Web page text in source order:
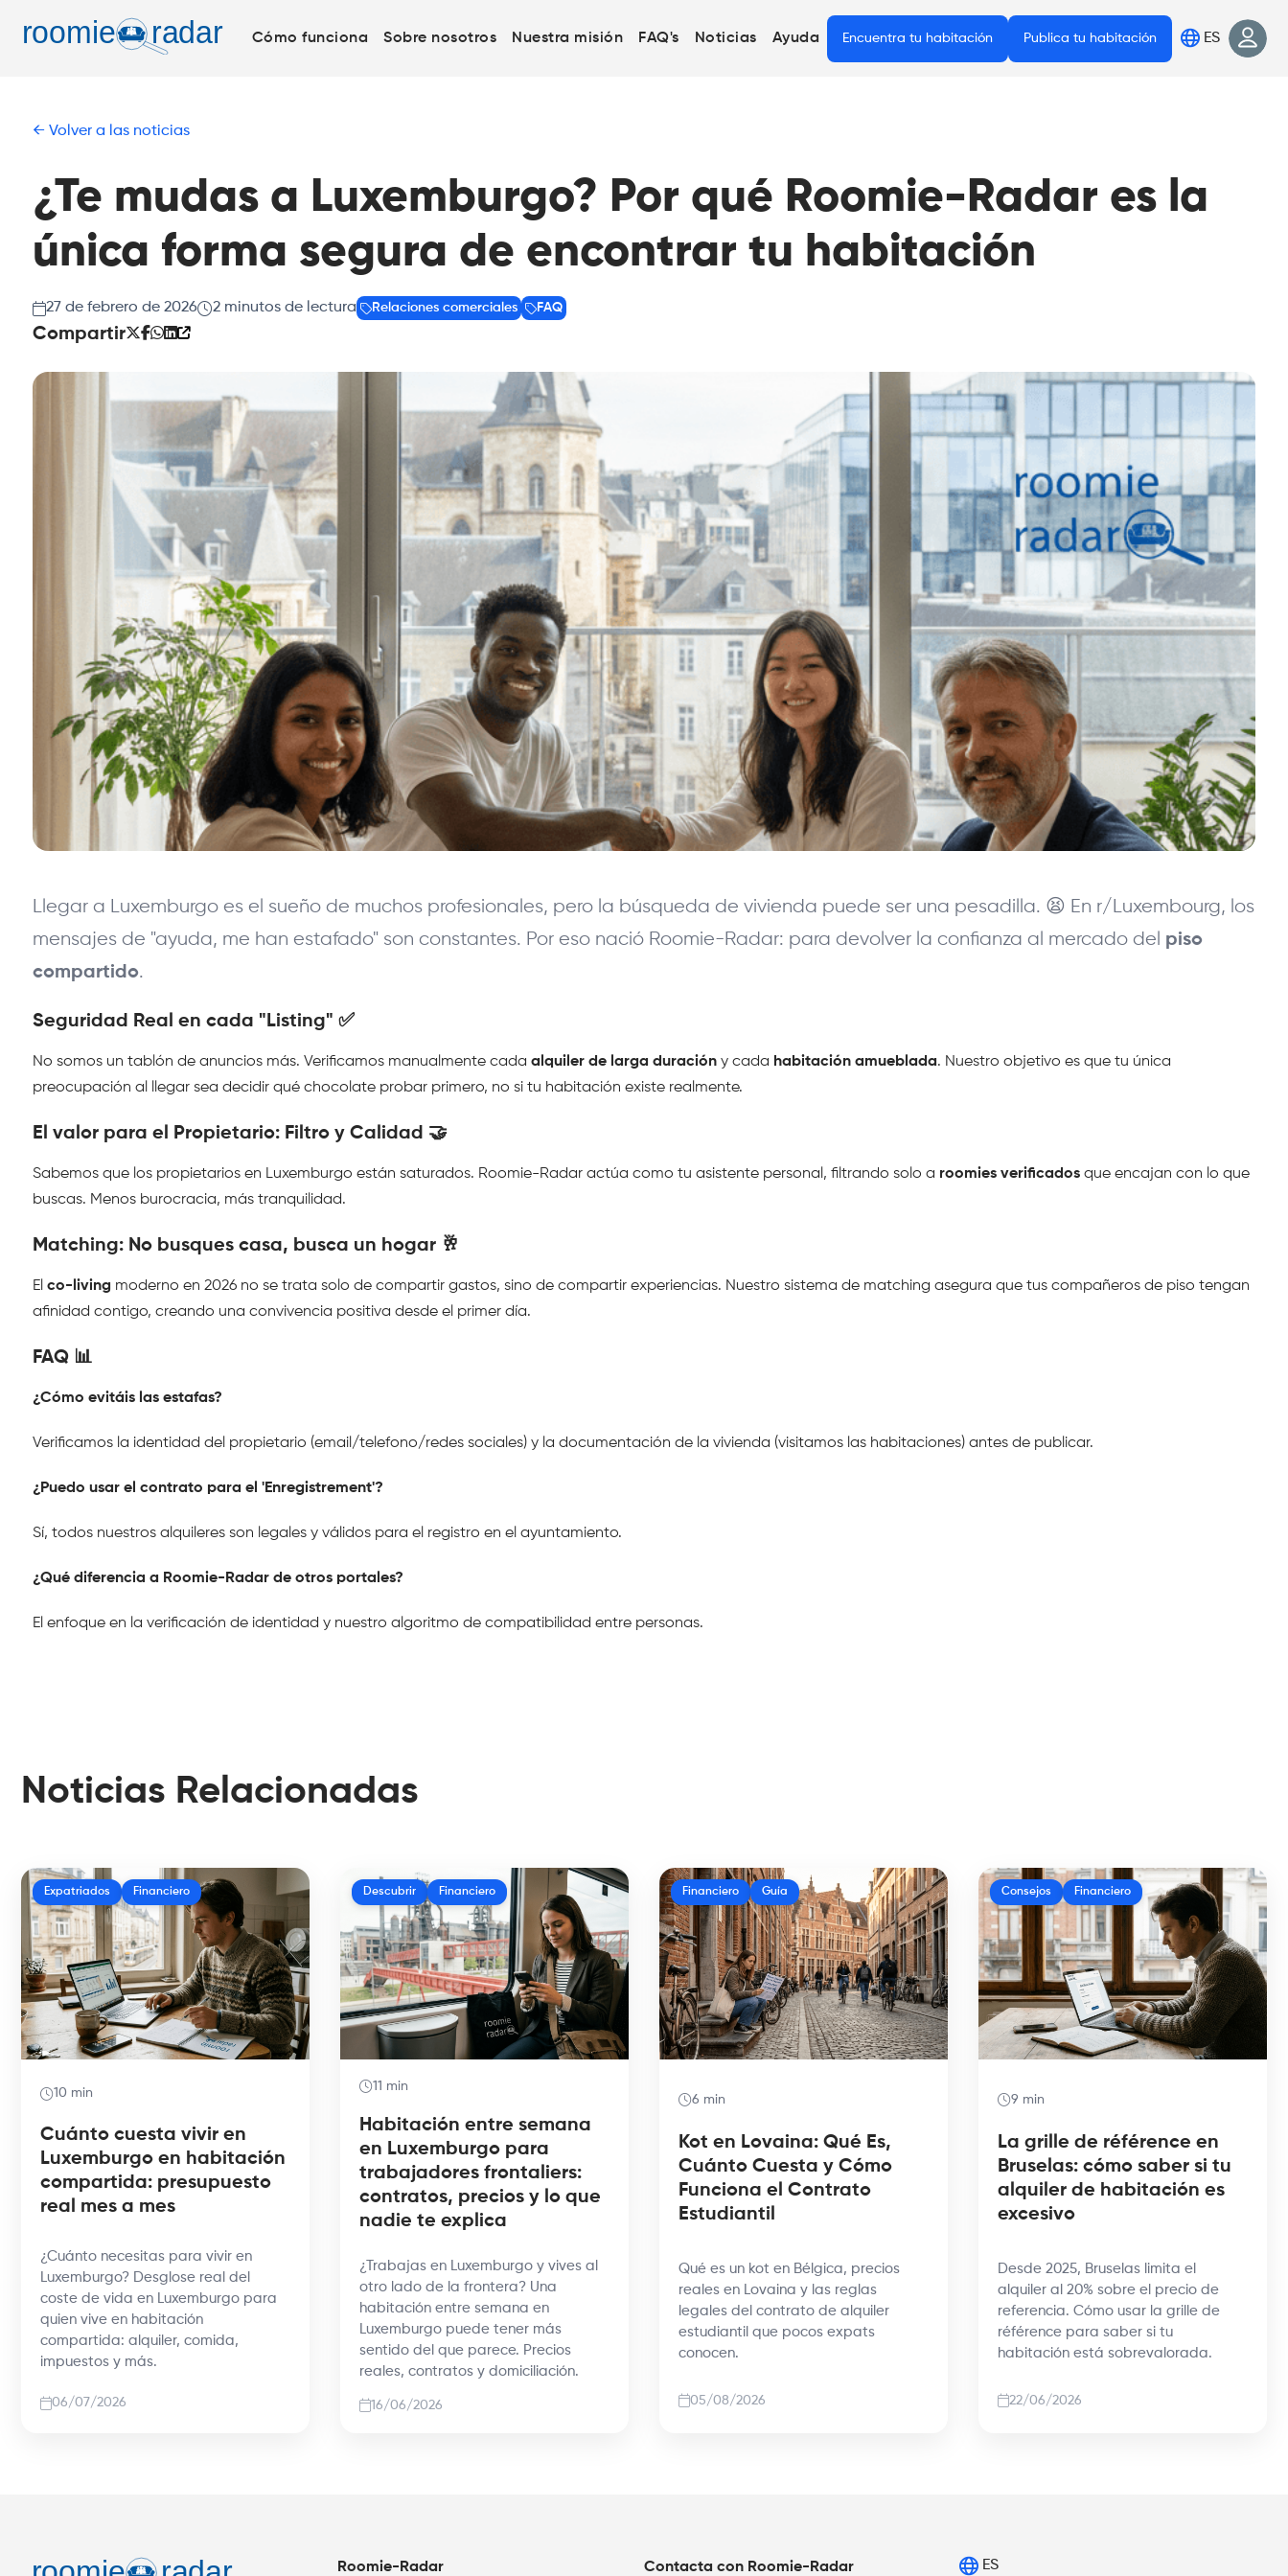
Cómo funciona Sobre nosotros Nuestra misión FAQ's Noticias Ayuda Encuentra tu habitación Publica tu habitación ES
Volver a las noticias
¿Te mudas a Luxemburgo? Por qué Roomie-Radar es la
única forma segura de encontrar tu habitación
27 de febrero de 2026 2 minutos de lectura Relaciones comerciales FAQ
Compartir
Llegar a Luxemburgo es el sueño de muchos profesionales, pero la búsqueda de vivienda puede ser una pesadilla. 😫 En r/Luxembourg, los
mensajes de "ayuda, me han estafado" son constantes. Por eso nació Roomie-Radar: para devolver la confianza al mercado del piso
compartido.
Seguridad Real en cada "Listing" ✅
No somos un tablón de anuncios más. Verificamos manualmente cada alquiler de larga duración y cada habitación amueblada. Nuestro objetivo es que tu única
preocupación al llegar sea decidir qué chocolate probar primero, no si tu habitación existe realmente.
El valor para el Propietario: Filtro y Calidad 🤝
Sabemos que los propietarios en Luxemburgo están saturados. Roomie-Radar actúa como tu asistente personal, filtrando solo a roomies verificados que encajan con lo que
buscas. Menos burocracia, más tranquilidad.
Matching: No busques casa, busca un hogar 🥂
El co-living moderno en 2026 no se trata solo de compartir gastos, sino de compartir experiencias. Nuestro sistema de matching asegura que tus compañeros de piso tengan
afinidad contigo, creando una convivencia positiva desde el primer día.
FAQ 📊
¿Cómo evitáis las estafas?
Verificamos la identidad del propietario (email/telefono/redes sociales) y la documentación de la vivienda (visitamos las habitaciones) antes de publicar.
¿Puedo usar el contrato para el 'Enregistrement'?
Sí, todos nuestros alquileres son legales y válidos para el registro en el ayuntamiento.
¿Qué diferencia a Roomie-Radar de otros portales?
El enfoque en la verificación de identidad y nuestro algoritmo de compatibilidad entre personas.
Noticias Relacionadas
Expatriados Financiero
10 min
Cuánto cuesta vivir en
Luxemburgo en habitación
compartida: presupuesto
real mes a mes
¿Cuánto necesitas para vivir en
Luxemburgo? Desglose real del
coste de vida en Luxemburgo para
quien vive en habitación
compartida: alquiler, comida,
impuestos y más.
06/07/2026
Descubrir Financiero
11 min
Habitación entre semana
en Luxemburgo para
trabajadores frontaliers:
contratos, precios y lo que
nadie te explica
¿Trabajas en Luxemburgo y vives al
otro lado de la frontera? Una
habitación entre semana en
Luxemburgo puede tener más
sentido del que parece. Precios
reales, contratos y domiciliación.
16/06/2026
Financiero Guía
6 min
Kot en Lovaina: Qué Es,
Cuánto Cuesta y Cómo
Funciona el Contrato
Estudiantil
Qué es un kot en Bélgica, precios
reales en Lovaina y las reglas
legales del contrato de alquiler
estudiantil que pocos expats
conocen.
05/08/2026
Consejos Financiero
9 min
La grille de référence en
Bruselas: cómo saber si tu
alquiler de habitación es
excesivo
Desde 2025, Bruselas limita el
alquiler al 20% sobre el precio de
referencia. Cómo usar la grille de
référence para saber si tu
habitación está sobrevalorada.
22/06/2026
Roomie-Radar Contacta con Roomie-Radar ES